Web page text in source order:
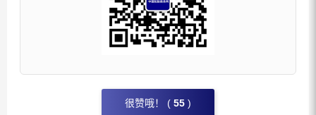
很赞哦！ ( 55 )